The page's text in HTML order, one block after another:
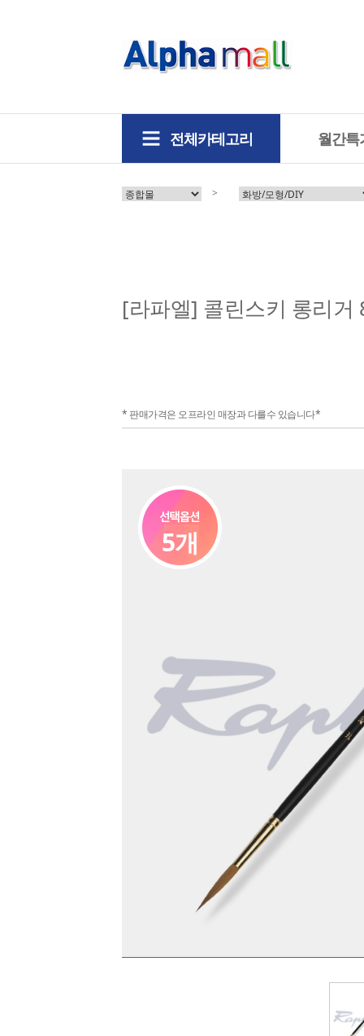
전체카테고리 월간특
>
[라파엘] 콜린스키 롱리거
* 판매가격은 오프라인 매장과 다를수 있습니다*
5개